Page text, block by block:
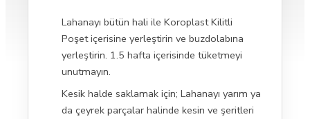
Lahanayı bütün hali ile Koroplast Kilitli
Poşet içerisine yerleştirin ve buzdolabına
yerleştirin. 1.5 hafta içerisinde tüketmeyi
unutmayın.
Kesik halde saklamak için; Lahanayı yarım ya
da çeyrek parçalar halinde kesin ve şeritleri